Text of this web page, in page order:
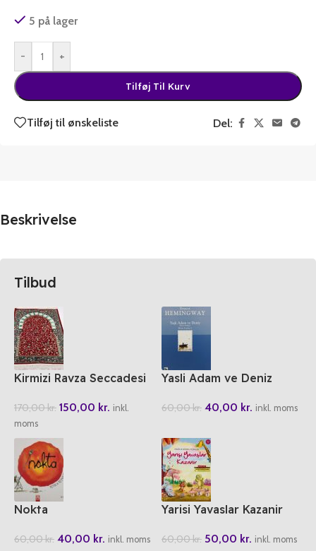
5 på lager
- +
Tilføj Til Kurv
Tilføj til ønskeliste Del:
Beskrivelse
Tilbud
Kirmizi Ravza Seccadesi
170,00kr. 150,00 kr. inkl.
moms
Yasli Adam ve Deniz
60,00kr. 40,00 kr. inkl. moms
Nokta
60,00kr. 40,00 kr. inkl. moms
Yarisi Yavaslar Kazanir
60,00kr. 50,00 kr. inkl. moms